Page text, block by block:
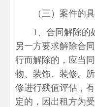
（三）案件的
1、合同解除的
另一方要求解除合
行而解除的，应当
物、装饰、装修。
修进行残值评估，
定的，因出租方为